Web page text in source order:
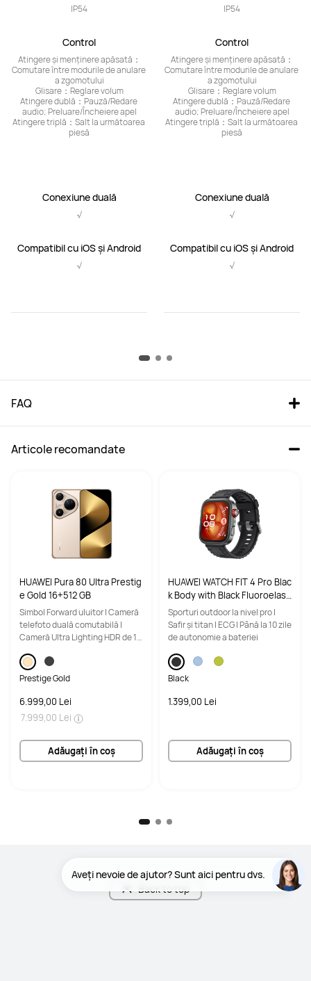
IP54
Control
Atingere și menținere apăsată：
Comutare între modurile de anulare
a zgomotului
Glisare：Reglare volum
Atingere dublă：Pauză/Redare
audio; Preluare/Încheiere apel
Atingere triplă：Salt la următoarea
piesă
Conexiune duală
√
Compatibil cu iOS și Android
√
IP54
Control
Atingere și menținere apăsată：
Comutare între modurile de anulare
a zgomotului
Glisare：Reglare volum
Atingere dublă：Pauză/Redare
audio; Preluare/Încheiere apel
Atingere triplă：Salt la următoarea
piesă
Conexiune duală
√
Compatibil cu iOS și Android
√
FAQ
Articole recomandate
HUAWEI Pura 80 Ultra Prestig
e Gold 16+512 GB
Simbol Forward uluitor | Cameră
telefoto duală comutabilă |
Cameră Ultra Lighting HDR de 1
Prestige Gold
6.999,00 Lei
7.999,00 Lei
Adăugați în coș
HUAWEI WATCH FIT 4 Pro Blac
k Body with Black Fluoroelast
omer Strap
Sporturi outdoor la nivel pro |
Safir și titan | ECG | Până la 10 zile
de autonomie a bateriei
Black
1.399,00 Lei
Adăugați în coș
Back to top